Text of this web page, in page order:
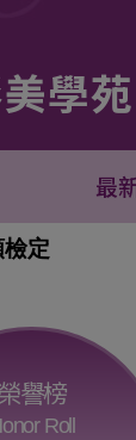
短期快速
學
最
定
譽榜
Roll